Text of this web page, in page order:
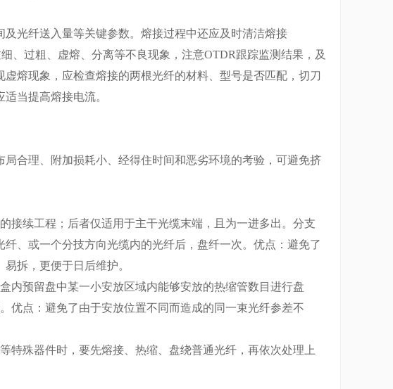
光纤送入量等关键参数。熔接过程中还应及时清洁熔接
、过粗、虚熔、分离等不良现象，注意OTDR跟踪监测结果，及
熔现象，应检查熔接的两根光纤的材料、型号是否匹配，切刀
当提高熔接电流。
理、附加损耗小、经得住时间和恶劣环境的考验，可避免挤
续工程；后者仅适用于主干光缆末端，且为一进多出。分支
、或一个分技方向光缆内的光纤后，盘纤一次。优点：避免了
拆，更便于日后维护。
预留盘中某一小安放区域内能够安放的热缩管数目进行盘
优点：避免了由于安放位置不同而造成的同一束光纤参差不
殊器件时，要先熔接、热缩、盘绕普通光纤，再依次处理上